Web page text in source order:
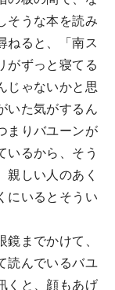
そうな本を読み
ねると、「南ス
がずっと寝てる
じゃないかと思
いた気がするん
まりバユーンが
いるから、そう
親しい人のあく
にいるとそうい
までかけて、
読んでいるバユ
くと、顔もあげ